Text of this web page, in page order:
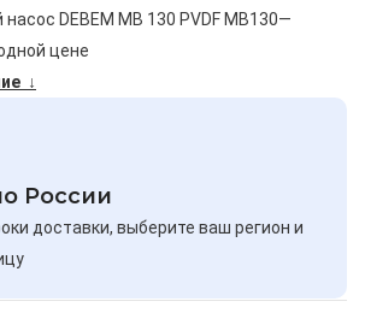
DEBEM MB 130 PVDF MB130—
цене
↓
России
доставки, выберите ваш регион и